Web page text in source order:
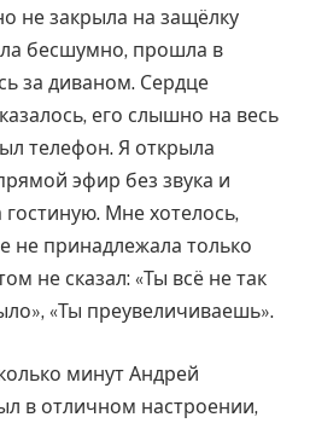
не закрыла на защёлку
бесшумно, прошла в
за диваном. Сердце
его слышно на весь
телефон. Я открыла
эфир без звука и
Мне хотелось,
не принадлежала только
не сказал: «Ты всё не так
«Ты преувеличиваешь».
минут Андрей
в отличном настроении,